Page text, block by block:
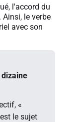
l'accord du
le verbe
avec son
dizaine
«
le sujet